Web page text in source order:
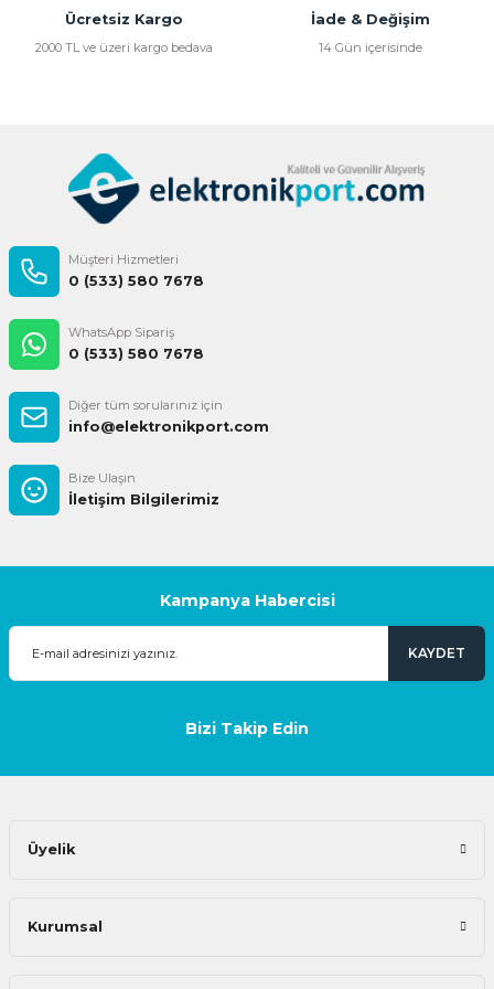
Bu ürüne benzer farklı alternatifler olmalı.
Ücretsiz Kargo
2000 TL ve üzeri kargo bedava
İade & Değişim
14 Gün içerisinde
Müşteri Hizmetleri
0 (533) 580 7678
WhatsApp Sipariş
0 (533) 580 7678
Diğer tüm sorularınız için
info@elektronikport.com
Bize Ulaşın
İletişim Bilgilerimiz
Kampanya Habercisi
KAYDET
Bizi Takip Edin
Üyelik
Kurumsal